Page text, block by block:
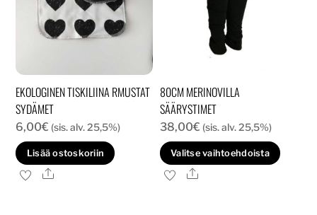
EKOLOGINEN TISKILIINA RMUSTAT
SYDÄMET
6,00€ (sis. alv. 25,5%)
Lisää ostoskoriin
Ale
80CM MERINOVILLA
SÄÄRYSTIMET
38,00€ (sis. alv. 25,5%)
Valitse vaihtoehdoista
Ale